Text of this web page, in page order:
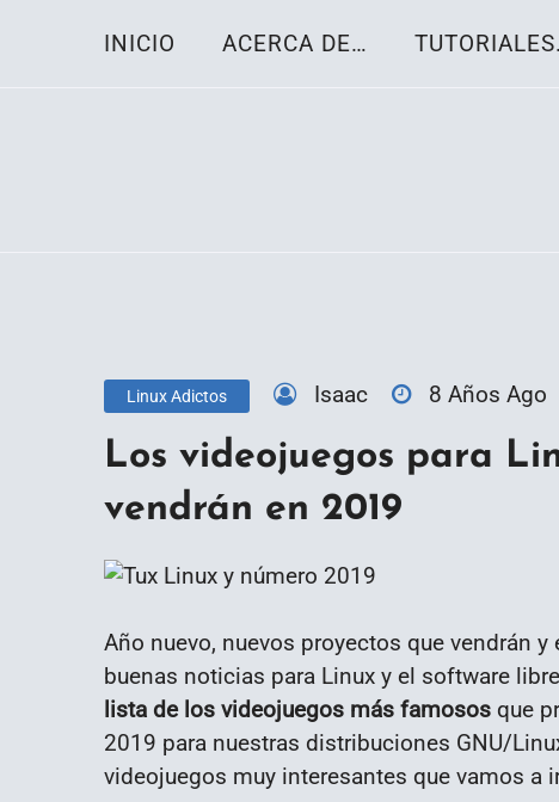
INICIO ACERCA DE…
Linux Adictos Isaac 8 Años Ago
Los videojuegos para
vendrán en 2019
Año nuevo, nuevos proyectos que vendrán
buenas noticias para Linux y el software
lista de los videojuegos más famosos que
2019 para nuestras distribuciones GNU/
videojuegos muy interesantes que vamos